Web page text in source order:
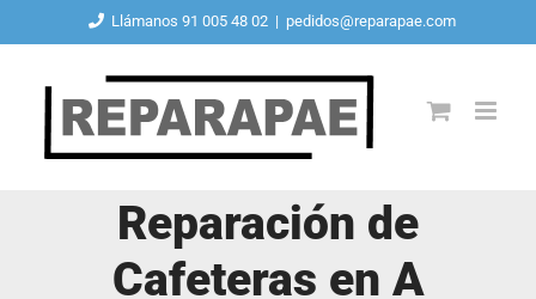
contenido
Llámanos 91 005 48 02 | pedidos@reparapae.com
Reparación de
Cafeteras en A